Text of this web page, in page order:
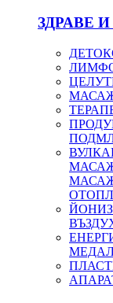
ЗДРАВЕ